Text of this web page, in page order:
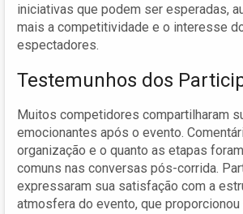
iniciativas que podem ser esperadas,
mais a competitividade e o interesse
espectadores.
Testemunhos dos
Muitos competidores compartilharam
emocionantes após o evento.
organização e o quanto as etapas
comuns nas conversas pós-corrida.
expressaram sua satisfação com a
atmosfera do evento, que